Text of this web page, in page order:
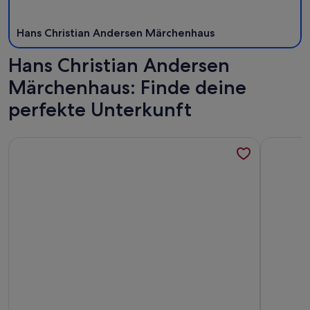
Hans Christian Andersen Märchenhaus
Hans Christian Andersen
Märchenhaus: Finde deine
perfekte Unterkunft